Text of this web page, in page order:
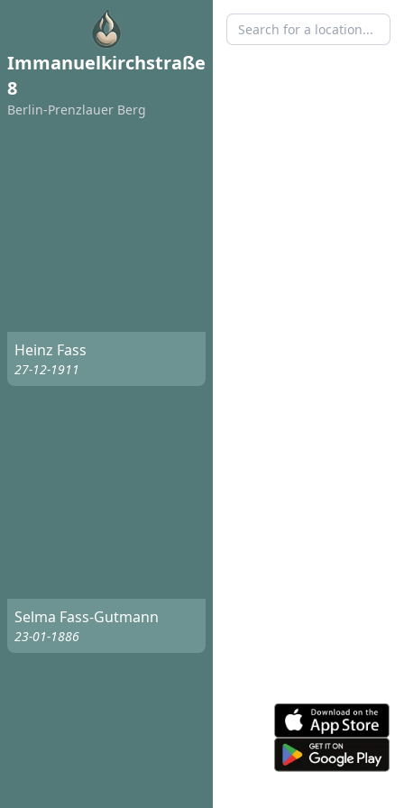
Immanuelkirchstraße
8
Berlin-Prenzlauer Berg
Heinz Fass
27-12-1911
Selma Fass-Gutmann
23-01-1886